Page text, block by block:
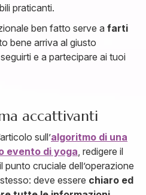
praticanti.
ben fatto serve a farti
bene arriva al giusto
e a partecipare ai tuoi
accattivanti
sull’algoritmo di una
evento di yoga , redigere il
cruciale dell’operazione
deve essere chiaro ed